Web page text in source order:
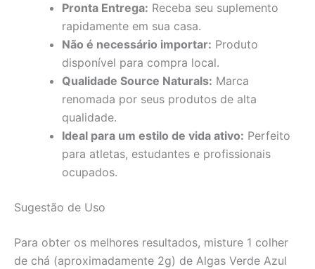
Pronta Entrega: Receba seu suplemento
rapidamente em sua casa.
Não é necessário importar: Produto
disponível para compra local.
Qualidade Source Naturals: Marca
renomada por seus produtos de alta
qualidade.
Ideal para um estilo de vida ativo: Perfeito
para atletas, estudantes e profissionais
ocupados.
Sugestão de Uso
Para obter os melhores resultados, misture 1 colher
de chá (aproximadamente 2g) de Algas Verde Azul